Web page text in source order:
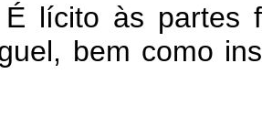
lícito às partes
bem